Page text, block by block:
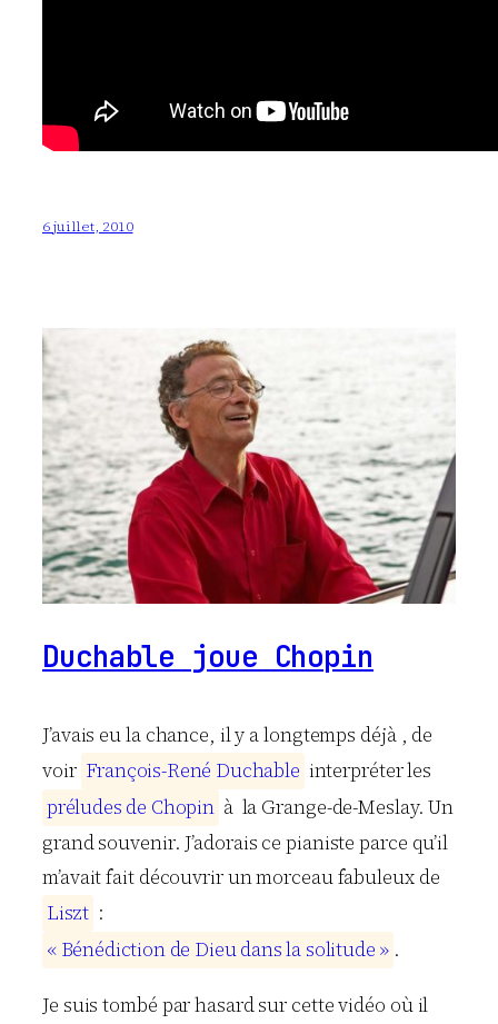
6 juillet, 2010
Duchable joue Chopin
J’avais eu la chance, il y a longtemps déjà , de
voir François-René Duchable interpréter les
préludes de Chopin à la Grange-de-Meslay. Un
grand souvenir. J’adorais ce pianiste parce qu’il
m’avait fait découvrir un morceau fabuleux de
Liszt :
« Bénédiction de Dieudansla solitude » .
Je suis tombé par hasard sur cette vidéo où il